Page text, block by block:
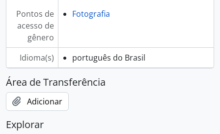
Pontos de
acesso de
gênero
Fotografia
Idioma(s) português do Brasil
Área de Transferência
Adicionar
Explorar